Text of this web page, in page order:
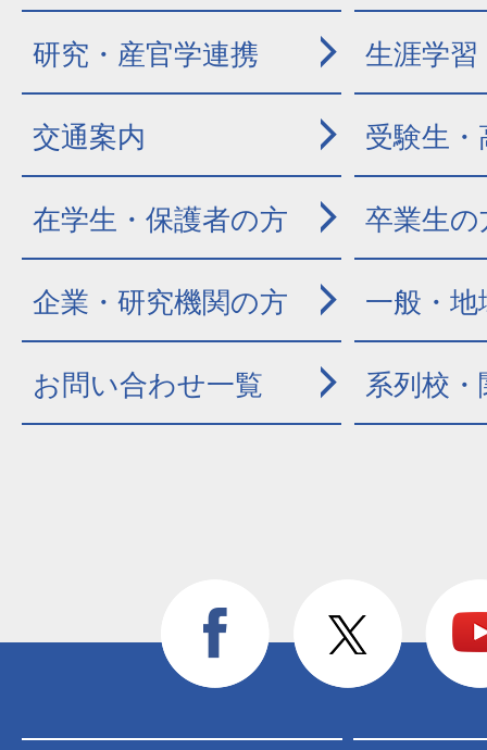
研究・産官学連携 生涯学習
交通案内 受験生
在学生・保護者の方 卒業生の
企業・研究機関の方 一般・地
お問い合わせ一覧 系列校